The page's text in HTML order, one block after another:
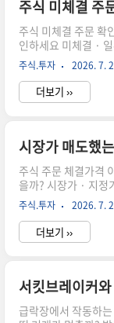
중국 내수시장과 범
HBM과 첨단 공정에
에 보는 창신메..
주식 미체결 주문 확
인하세요 미체결 ·
취소했는데 이미 체
니다. 주식 주문 취
않은 미체결 수량에
청이 거래소에 도착
된 경우에는 일반적
단계처럼 시장..
주식.투자 2026. 7.
더보기 ››
주식 주문 체결가격
을까? 시장가 · 지정
식을 시장가로 매도
가격이 표시될 수 있
방식 때문에 발생하
화면에 보이는 현재
에서는 여러 가격에
낮아질 수 ..
주식.투자 2026. 7.
더보기 ››
급락장에서 작동하